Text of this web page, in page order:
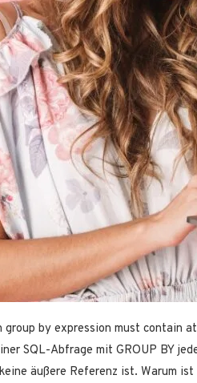
by expression must contain
SQL-Abfrage mit GROUP BY
äußere Referenz ist. Warum